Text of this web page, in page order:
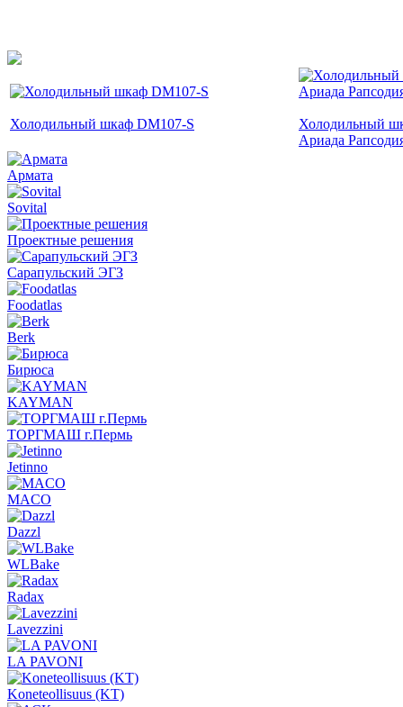
Холодильный шкаф DM107-S
Холодильный
Ариада
Армата
Sovital
Проектные решения
Сарапульский ЭГЗ
Foodatlas
Berk
Бирюса
KAYMAN
ТОРГМАШ г.Пермь
Jetinno
MACO
Dazzl
WLBake
Radax
Lavezzini
LA PAVONI
Koneteollisuus (KT)